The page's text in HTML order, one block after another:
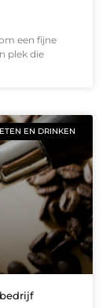
een fijne
plek die
ETEN EN DRINKEN